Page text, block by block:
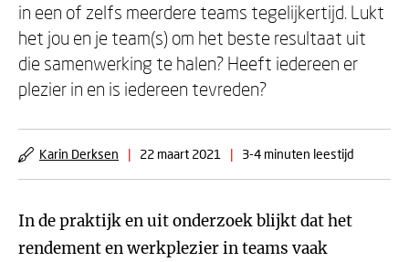
in een of zelfs meerdere teams tegelijkertijd. Lukt
het jou en je team(s) om het beste resultaat uit
die samenwerking te halen? Heeft iedereen er
plezier in en is iedereen tevreden?
Karin Derksen | 22 maart 2021 | 3-4 minuten leestijd
In de praktijk en uit onderzoek blijkt dat het
rendement en werkplezier in teams vaak